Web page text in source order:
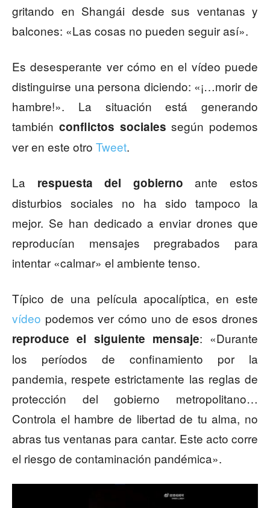
gritando en Shangái desde sus ventanas y
balcones: «Las cosas no pueden seguir así».
Es desesperante ver cómo en el vídeo puede
distinguirse una persona diciendo: «¡…morir de
hambre!». La situación está generando
también conflictos socialessegún podemos
ver en este otro Tweet.
La respuesta del gobiernoante estos
disturbios sociales no ha sido tampoco la
mejor. Se han dedicado a enviar drones que
reproducían mensajes pregrabados para
intentar «calmar» el ambiente tenso.
Típico de una película apocalíptica, en este
vídeo podemos ver cómo uno de esos drones
reproduce el siguiente mensaje: «Durante
los períodos de confinamiento por la
pandemia, respete estrictamente las reglas de
protección del gobierno metropolitano…
Controla el hambre de libertad de tu alma, no
abras tus ventanas para cantar. Este acto corre
el riesgo de contaminación pandémica».